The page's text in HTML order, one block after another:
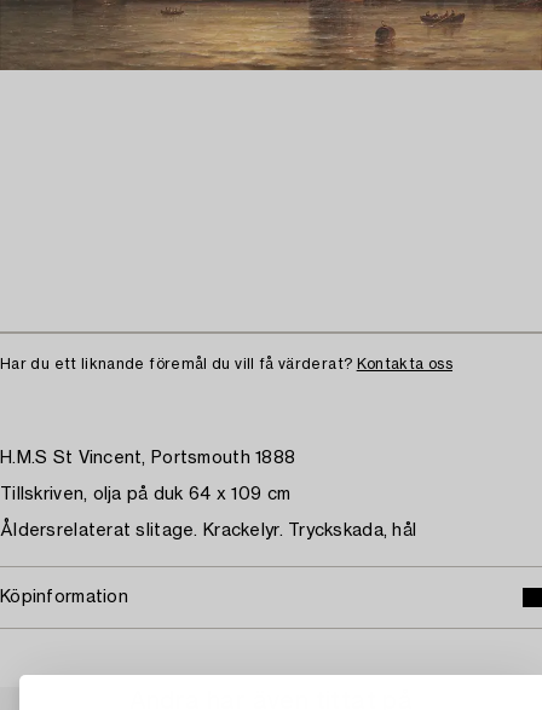
Har du ett liknande föremål du vill få värderat? Kontakta oss
H.M.S St Vincent, Portsmouth 1888
Tillskriven, olja på duk 64 x 109 cm
Åldersrelaterat slitage. Krackelyr. Tryckskada, hål
Köpinformation